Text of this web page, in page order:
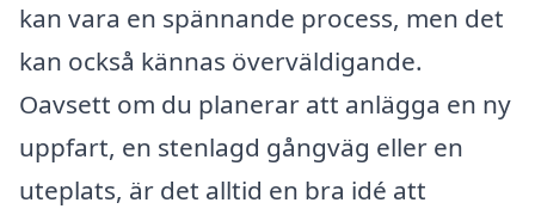
kan vara en spännande process, men det
kan också kännas överväldigande.
Oavsett om du planerar att anlägga en ny
uppfart, en stenlagd gångväg eller en
uteplats, är det alltid en bra idé att